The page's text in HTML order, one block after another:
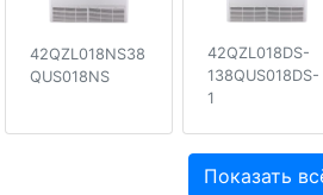
42QZL018NS38
QUS018NS
42QZL018DS-
138QUS018DS-
1
Показать